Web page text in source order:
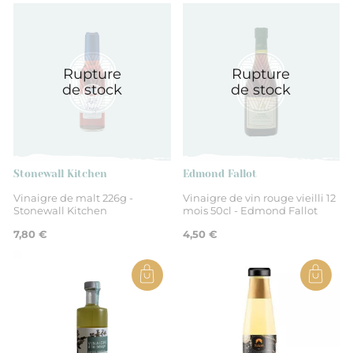
vinaigre de Malt 7%
Préparations à base de vinaigre
Rupture
de stock
Stonewall Kitchen
Vinaigre de malt 226g -
Stonewall Kitchen
7,80 €
Rupture
de stock
Edmond Fallot
Vinaigre de vin rouge vieilli 12
mois 50cl - Edmond Fallot
4,50 €